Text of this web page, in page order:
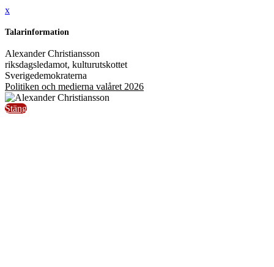
x
Talarinformation
Alexander Christiansson
riksdagsledamot, kulturutskottet
Sverigedemokraterna
Politiken och medierna valåret 2026
Stäng